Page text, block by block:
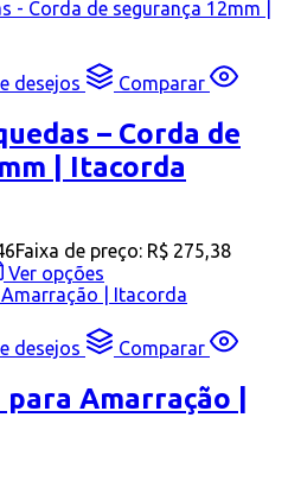
desejos
Comparar
– Corda de
| Itacorda
Faixa de preço: R$ 275,38
Ver opções
desejos
Comparar
Amarração |